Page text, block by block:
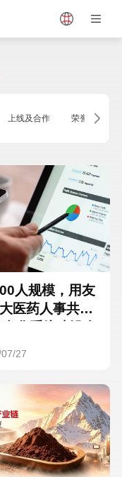
上线及合作 荣誉及资质
人规模，用友
医药人事共享
27